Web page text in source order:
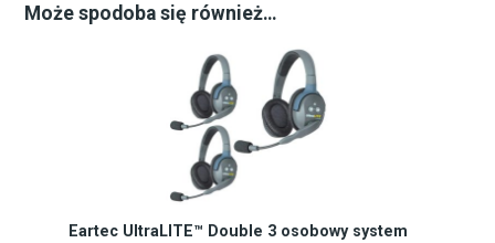
Może spodoba się również…
Eartec UltraLITE™ Double 3 osobowy system